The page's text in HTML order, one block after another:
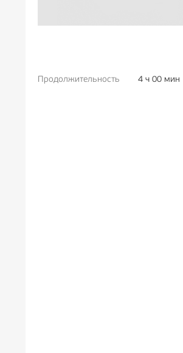
Продолжительность 4 ч 00 мин